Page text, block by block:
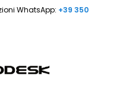
WhatsApp: +39 350